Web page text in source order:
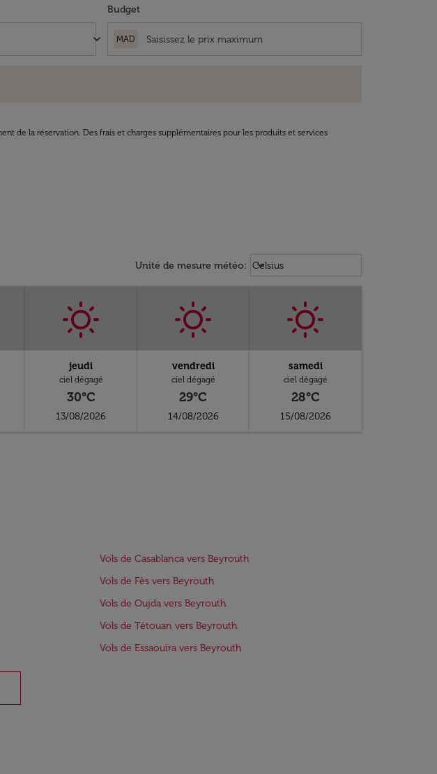
keyboard_arrow_down
Budget
MAD
de la réservation. Des frais et charges supplémentaires pour les produits et services
Unité de mesure météo: Weather unit option Celsius
Celsius
keyboard_arrow_down
jeudi
ciel dégagé
30°C
13/08/2026
vendredi
ciel dégagé
29°C
14/08/2026
samedi
ciel dégagé
28°C
15/08/2026
Vols de Casablanca vers Beyrouth
Vols de Fès vers Beyrouth
Vols de Oujda vers Beyrouth
Vols de Tétouan vers Beyrouth
Vols de Essaouira vers Beyrouth